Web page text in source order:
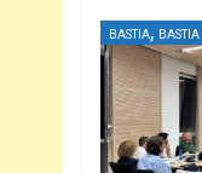
BASTIA,